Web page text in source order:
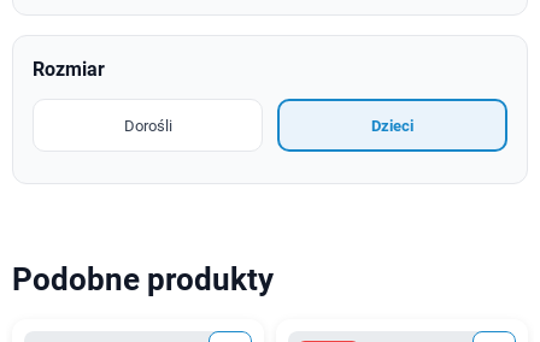
Rozmiar
Dorośli Dzieci
Podobne produkty